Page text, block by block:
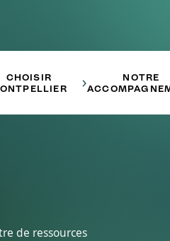
navigation
CHOISIR
NOTRE
de ressources